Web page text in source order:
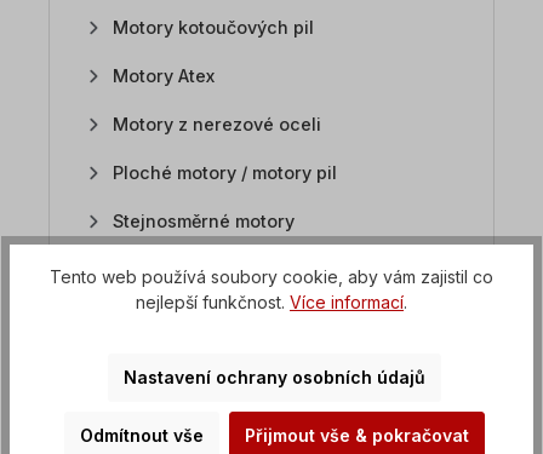
Motory kotoučových pil
Motory Atex
Motory z nerezové oceli
Ploché motory / motory pil
Stejnosměrné motory
FAQ Převodové motory
FAQ Frekvenční měniče
Tento web používá soubory cookie, aby vám zajistil co
nejlepší funkčnost. Více informací.
Nastavení ochrany osobních údajů
Odmítnout vše Přijmout vše & pokračovat